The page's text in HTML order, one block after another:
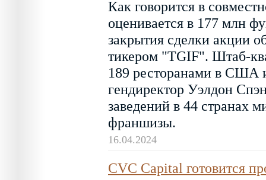
Как говорится в
оценивается в 177 млн
закрытия сделки акции
тикером "TGIF". Штаб-
189 ресторанами в США
гендиректор Уэлдон
заведений в 44 странах
франшизы.
16.04.2024
CVC Capital готовится